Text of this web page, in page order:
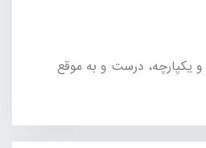
یکپارچه، درست و به موقع